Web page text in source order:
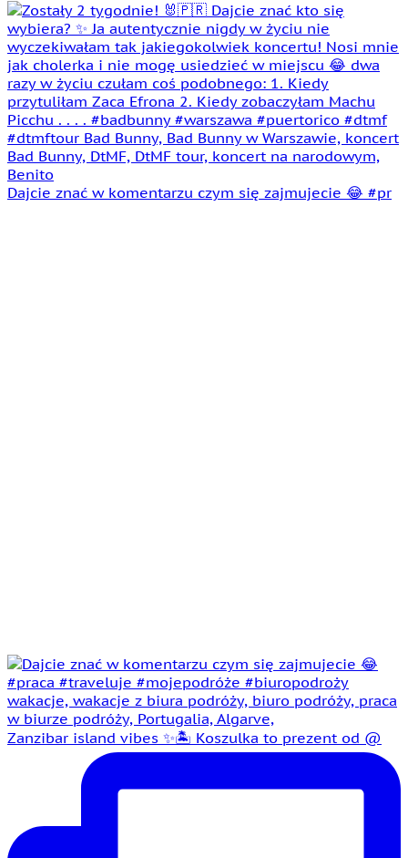
Dajcie znać w komentarzu czym się zajmujecie 😂 #pr
Zanzibar island vibes ✨🏝️ Koszulka to prezent od @